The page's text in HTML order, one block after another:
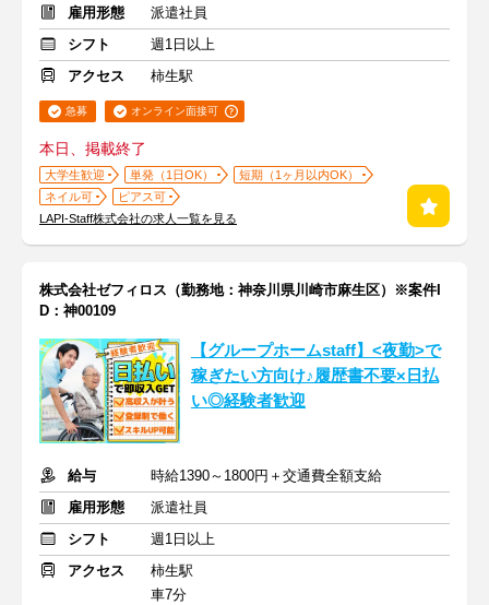
雇用形態
派遣社員
シフト
週1日以上
アクセス
柿生駅
急募 オンライン面接可
本日、掲載終了
大学生歓迎 単発（1日OK）
短期（1ヶ月以内OK）
ネイル可
ピアス可
LAPI-Staff株式会社の求人一覧を見る
株式会社ゼフィロス（勤務地：神奈川県川崎市麻生区）※案件I
D：神00109
【グループホームstaff】<夜勤>で
稼ぎたい方向け♪履歴書不要×日払
い◎経験者歓迎
給与
時給1390～1800円＋交通費全額支給
雇用形態
派遣社員
シフト
週1日以上
アクセス
柿生駅
車7分